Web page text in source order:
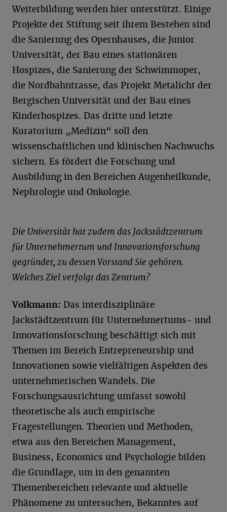
Weiterbildung werden hier unterstützt. Einige
Projekte der Stiftung seit ihrem Bestehen sind
die Sanierung des Opernhauses, die Junior
Universität, der Bau eines stationären
Hospizes, die Sanierung der Schwimmoper,
die Nordbahntrasse, das Projekt Metalicht der
Bergischen Universität und der Bau eines
Kinderhospizes. Das dritte und letzte
Kuratorium „Medizin“ soll den
wissenschaftlichen und klinischen Nachwuchs
sichern. Es fördert die Forschung und
Ausbildung in den Bereichen Augenheilkunde,
Nephrologie und Onkologie.
Die Universität hat zudem das Jackstädtzentrum
für Unternehmertum und Innovationsforschung
gegründet, zu dessen Vorstand Sie gehören.
Welches Ziel verfolgt das Zentrum?
Volkmann: Das interdisziplinäre
Jackstädtzentrum für Unternehmertums- und
Innovationsforschung beschäftigt sich mit
Themen im Bereich Entrepreneurship und
Innovationen sowie vielfältigen Aspekten des
unternehmerischen Wandels. Die
Forschungsausrichtung umfasst sowohl
theoretische als auch empirische
Fragestellungen. Theorien und Methoden,
etwa aus den Bereichen Management,
Business, Economics und Psychologie bilden
die Grundlage, um in den genannten
Themenbereichen relevante und aktuelle
Phänomene zu untersuchen, Bekanntes auf